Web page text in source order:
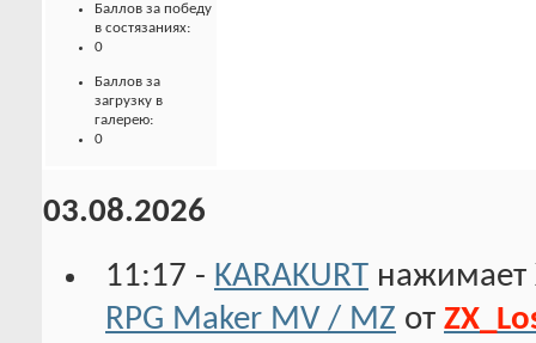
Баллов за победу
в состязаниях:
0
Баллов за
загрузку в
галерею:
0
03.08.2026
11:17 - KARAKURT
RPG Maker MV / MZ от